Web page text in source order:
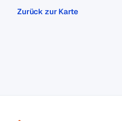
Zurück zur Karte